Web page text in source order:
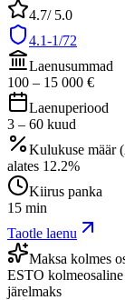
4.7/ 5.0
4.1-1/72
Laenusummad
100 – 15 000 €
Laenuperiood
3 – 60 kuud
Kulukuse määr
alates 12.2%
Kiirus panka
15 min
Taotle laenu
Maksa kolmes
ESTO
järelmaks